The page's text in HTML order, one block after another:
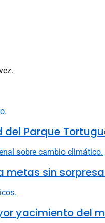
del Parque
metas sin
yacimiento del